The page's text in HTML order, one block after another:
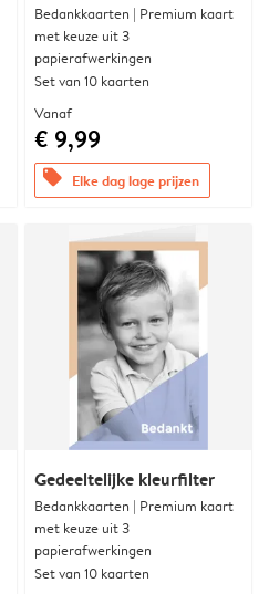
Bedankkaarten | Premium kaart
met keuze uit 3
papierafwerkingen
Set van 10 kaarten
Vanaf
€ 9,99
offers Elke dag lage prijzen
Gedeeltelijke kleurfilter
Bedankkaarten | Premium kaart
met keuze uit 3
papierafwerkingen
Set van 10 kaarten